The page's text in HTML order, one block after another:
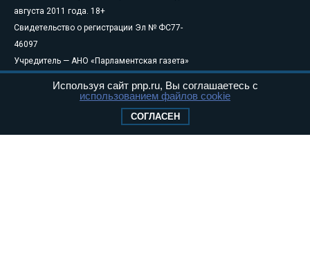
августа 2011 года. 18+
Свидетельство о регистрации Эл № ФС77-
46097
Учредитель — АНО «Парламентская газета»
редактора — Абдуллаев М.Р.
Тел.: +7 (495) 637–69–79 E-mail:pg@pnp.ru
Используя сайт pnp.ru, Вы соглашаетесь с
использованием файлов cookie
СОГЛАСЕН